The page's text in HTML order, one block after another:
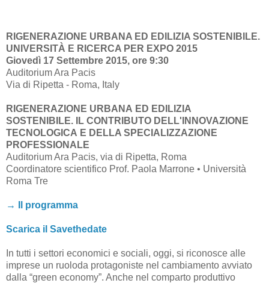
RIGENERAZIONE URBANA ED EDILIZIA SOSTENIBILE.
UNIVERSITÀ E RICERCA PER EXPO 2015
Giovedì 17 Settembre 2015, ore 9:30
Auditorium Ara Pacis
Via di Ripetta - Roma, Italy
RIGENERAZIONE URBANA ED EDILIZIA
SOSTENIBILE. IL CONTRIBUTO DELL'INNOVAZIONE
TECNOLOGICA E DELLA SPECIALIZZAZIONE
PROFESSIONALE
Auditorium Ara Pacis, via di Ripetta, Roma
Coordinatore scientifico Prof. Paola Marrone • Università
Roma Tre
→ Il programma
Scarica il Savethedate
In tutti i settori economici e sociali, oggi, si riconosce alle
imprese un ruoloda protagoniste nel cambiamento avviato
dalla “green economy”. Anche nel comparto produttivo